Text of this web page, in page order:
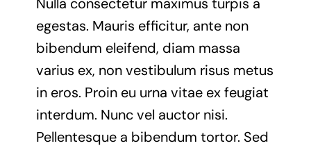
egestas. Mauris efficitur, ante non
bibendum eleifend, diam massa
varius ex, non vestibulum risus metus
in eros. Proin eu urna vitae ex feugiat
interdum. Nunc vel auctor nisi.
Pellentesque a bibendum tortor. Sed